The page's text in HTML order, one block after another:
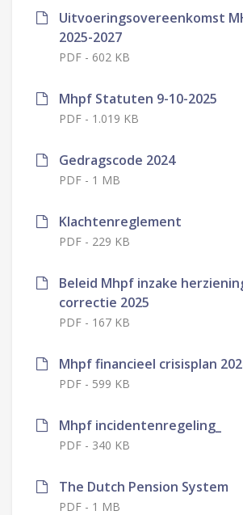
Uitvoeringsovereenkomst
2025-2027
PDF - 602 KB
Mhpf Statuten 9-10-2025
PDF - 1.019 KB
Gedragscode 2024
PDF - 1 MB
Klachtenreglement
PDF - 229 KB
Beleid Mhpf inzake
correctie 2025
PDF - 167 KB
Mhpf financieel crisisplan
PDF - 599 KB
Mhpf incidentenregeling_
PDF - 340 KB
The Dutch Pension System
PDF - 1 MB